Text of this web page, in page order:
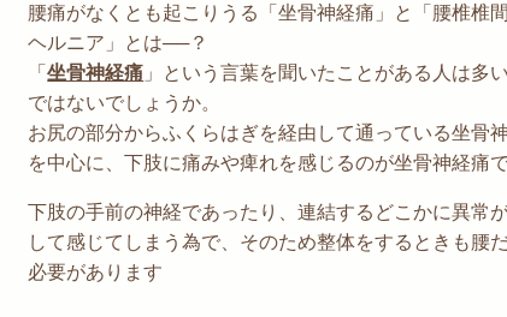
腰痛がなくとも起こりうる「坐骨神経痛」と「腰椎椎
ヘルニア」とは──？
「坐骨神経痛 」という言葉を聞いたことがある人は多
ではないでしょうか。
お尻の部分からふくらはぎを経由して通っている坐骨
を中心に、下肢に痛みや痺れを感じるのが坐骨神経痛
下肢の手前の神経であったり、連結するどこかに異常
して感じてしまう為で、そのため整体をするときも腰
必要があります